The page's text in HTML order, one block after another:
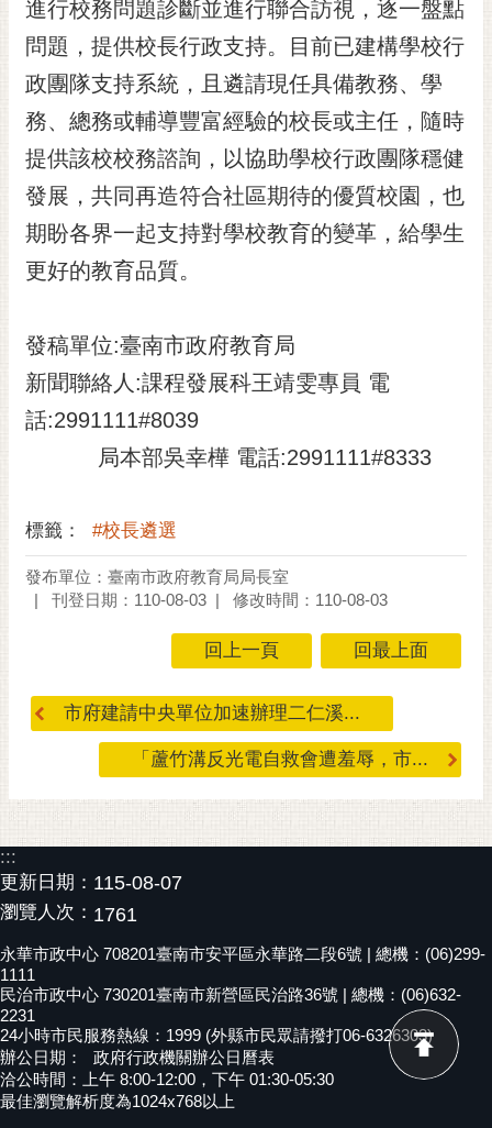
日
本
語
隱
私
權
及
安
全
政
網
站
資
料
告
市
府
交
進行校務問題診斷並進行聯合訪視，逐一盤點
問題，提供校長行政支持。目前已建構學校行
政團隊支持系統，且遴請現任具備教務、學
務、總務或輔導豐富經驗的校長或主任，隨時
提供該校校務諮詢，以協助學校行政團隊穩健
發展，共同再造符合社區期待的優質校園，也
期盼各界一起支持對學校教育的變革，給學生
更好的教育品質。
發稿單位:臺南市政府教育局
新聞聯絡人:課程發展科王靖雯專員 電
話:2991111#8039
局本部吳幸樺 電話:2991111#8333
標籤： #校長遴選
發布單位：臺南市政府教育局局長室
刊登日期：110-08-03
修改時間：110-08-03
回上一頁 回最上面
市府建請中央單位加速辦理二仁溪...
「蘆竹溝反光電自救會遭羞辱，市...
:::
更新日期： 115-08-07
瀏覽人次： 1761
永華市政中心 708201臺南市安平區永華路二段6號 | 總機：(06)299-
1111
民治市政中心 730201臺南市新營區民治路36號 | 總機：(06)632-
2231
24小時市民服務熱線：1999 (外縣市民眾請撥打06-6326303)
辦公日期：
政府行政機關辦公日曆表
洽公時間：上午 8:00-12:00，下午 01:30-05:30
最佳瀏覽解析度為1024x768以上